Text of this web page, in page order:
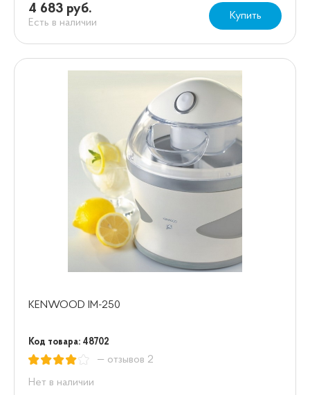
4 683 руб.
Есть в наличии
Купить
KENWOOD IM-250
Код товара: 48702
— отзывов 2
Нет в наличии